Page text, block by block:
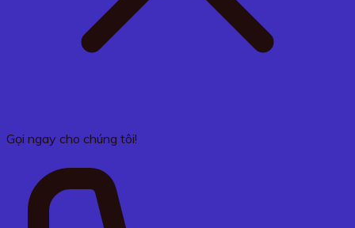
Gọi ngay cho chúng tôi!